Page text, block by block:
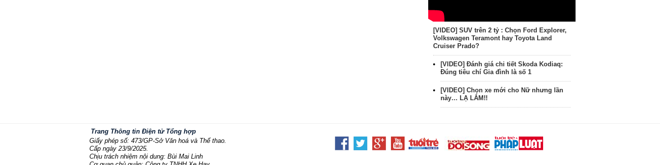
[VIDEO] SUV trên 2 tỷ : Chọn Ford Explorer,
Volkswagen Teramont hay Toyota Land
Cruiser Prado?
[VIDEO] Đánh giá chi tiết Skoda Kodiaq:
Đúng tiêu chí Gia đình là số 1
[VIDEO] Chọn xe mới cho Nữ nhưng lần
này… LẠ LẮM!!
Trang Thông tin Điện tử Tổng hợp
Giấy phép số: 473/GP-Sở Văn hoá và Thể thao.
Cấp ngày 23/9/2025.
Chịu trách nhiệm nội dung: Bùi Mai Linh